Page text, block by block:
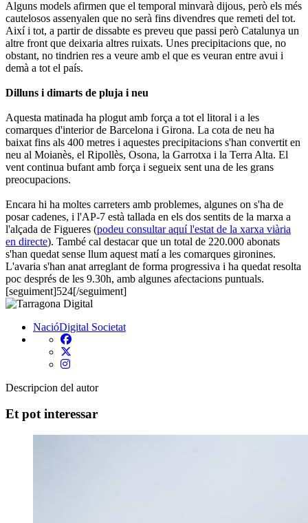
Alguns models afirmen que el temporal minvarà dijous, però els més
cautelosos assenyalen que no serà fins divendres que remeti del tot.
Així i tot, a partir de dissabte es preveu que passi però Catalunya un
altre front que deixaria altres ruixats. Unes precipitacions que, no
obstant, no tindrien res a veure amb el que es veuran entre avui i
demà a tot el país.
Dilluns i dimarts de pluja i neu
Aquesta matinada ha plogut amb força a tot el litoral i a les
comarques d'interior de Barcelona i Girona. La cota de neu ha
baixat fins als 400 metres i aquestes precipitacions s'han convertit en
neu al Moianès, el Ripollès, Osona, la Garrotxa i la Terra Alta. El
vent continua bufant amb força i segueix sent una de les grans
preocupacions.
Encara hi ha moltes carreters amb problemes, algunes on s'ha de
posar cadenes, i l'AP-7 està tallada en els dos sentits de la marxa a
l'alçada de Figueres (podeu consultar aquí l'estat de la xarxa viària
en directe). També cal destacar que un total de 220.000 abonats
s'han quedat sense llum aquest matí a les comarques gironines.
L'avaria s'han anat arreglant de forma progressiva i ha quedat resolta
poc després de les 9.30h, amb algunes afectacions puntuals.
[seguiment]524[/seguiment]
NacióDigital Societat
Descripcion del autor
Et pot interessar